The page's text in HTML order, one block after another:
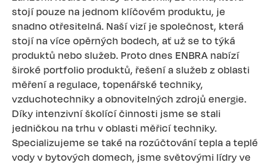
stojí pouze na jednom klíčovém produktu, je
snadno otřesitelná. Naší vizí je společnost, která
stojí na více opěrných bodech, ať už se to týká
produktů nebo služeb. Proto dnes ENBRA nabízí
široké portfolio produktů, řešení a služeb z oblasti
měření a regulace, topenářské techniky,
vzduchotechniky a obnovitelných zdrojů energie.
Díky intenzivní školící činnosti jsme se stali
jedničkou na trhu v oblasti měřicí techniky.
Specializujeme se také na rozúčtování tepla a teplé
vody v bytových domech, jsme světovými lídry ve